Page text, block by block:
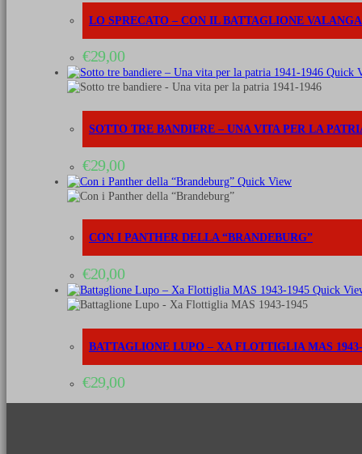
"Totenkopf"
edizione)
quantità
LO SPRECATO – CON IL BATTAGLIONE
€29,00
Quick
SOTTO TRE BANDIERE – UNA VITA PER LA
€29,00
Quick View
CON I PANTHER DELLA “BRANDEBURG”
€20,00
Quick
BATTAGLIONE LUPO – XA FLOTTIGLIA MAS
€29,00